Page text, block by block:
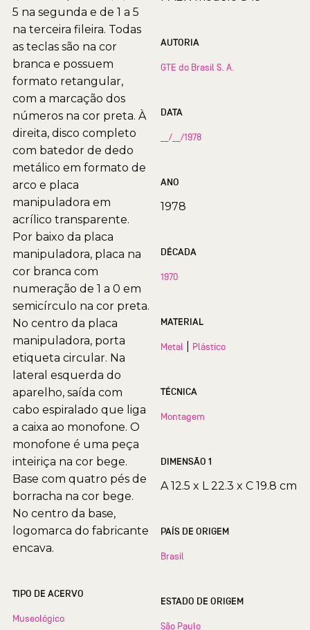
5 na segunda e de 1 a 5
na terceira fileira. Todas
as teclas são na cor
branca e possuem
formato retangular,
com a marcação dos
números na cor preta. À
direita, disco completo
com batedor de dedo
metálico em formato de
arco e placa
manipuladora em
acrílico transparente.
Por baixo da placa
manipuladora, placa na
cor branca com
numeração de 1 a 0 em
semicírculo na cor preta.
No centro da placa
manipuladora, porta
etiqueta circular. Na
lateral esquerda do
aparelho, saída com
cabo espiralado que liga
a caixa ao monofone. O
monofone é uma peça
inteiriça na cor bege.
Base com quatro pés de
borracha na cor bege.
No centro da base,
logomarca do fabricante
encava.
TIPO DE ACERVO
Museológico
AUTORIA
GTE do Brasil S. A.
DATA
__/__/1978
ANO
1978
DÉCADA
1970
MATERIAL
Metal Plástico
TÉCNICA
Montagem
DIMENSÃO 1
A 12.5 x L 22.3 x C 19.8 cm
PAÍS DE ORIGEM
Brasil
ESTADO DE ORIGEM
São Paulo